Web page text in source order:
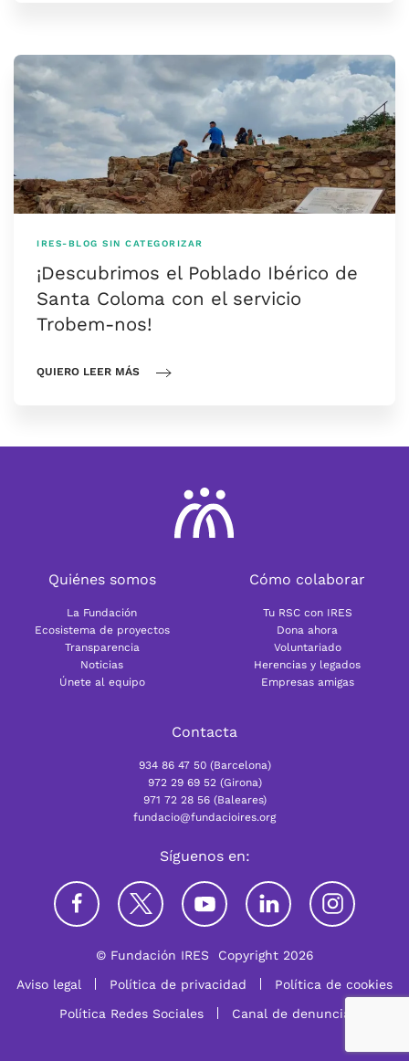
IRES-BLOG SIN CATEGORIZAR
¡Descubrimos el Poblado Ibérico de
Santa Coloma con el servicio
Trobem-nos!
QUIERO LEER MÁS
Quiénes somos
La Fundación
Ecosistema de proyectos
Transparencia
Noticias
Únete al equipo
Cómo colaborar
Tu RSC con IRES
Dona ahora
Voluntariado
Herencias y legados
Empresas amigas
Contacta
934 86 47 50 (Barcelona)
972 29 69 52 (Girona)
971 72 28 56 (Baleares)
fundacio@fundacioires.org
Síguenos en:
© Fundación IRES
Copyright 2026
Aviso legal
Política de privacidad
Política de cookies
Política Redes Sociales
Canal de denuncia